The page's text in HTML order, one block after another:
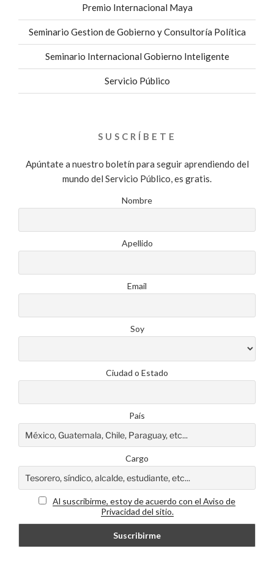
Premio Internacional Maya
Seminario Gestion de Gobierno y Consultoría Política
Seminario Internacional Gobierno Inteligente
Servicio Público
SUSCRÍBETE
Apúntate a nuestro boletín para seguir aprendiendo del
mundo del Servicio Público, es gratis.
Nombre
Apellido
Email
Soy
Ciudad o Estado
País
Cargo
Al suscribirme, estoy de acuerdo con el Aviso de
Privacidad del sitio.